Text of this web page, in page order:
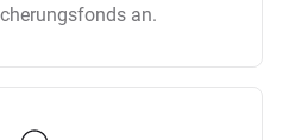
an.